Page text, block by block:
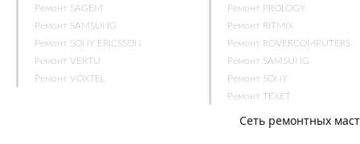
Ремонт SAGEM
Ремонт SAMSUNG
Ремонт SONY ERICSSON
Ремонт VERTU
Ремонт VOXTEL
Ремонт PROLOGY
Ремонт RITMIX
Ремонт ROVERCOMPUTERS
Ремонт SAMSUNG
Ремонт SONY
Ремонт TEXET
Сеть ремонтных